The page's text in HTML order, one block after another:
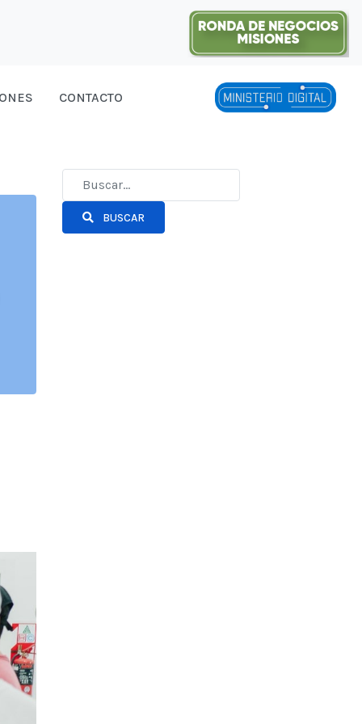
CONTACTO
BUSCAR